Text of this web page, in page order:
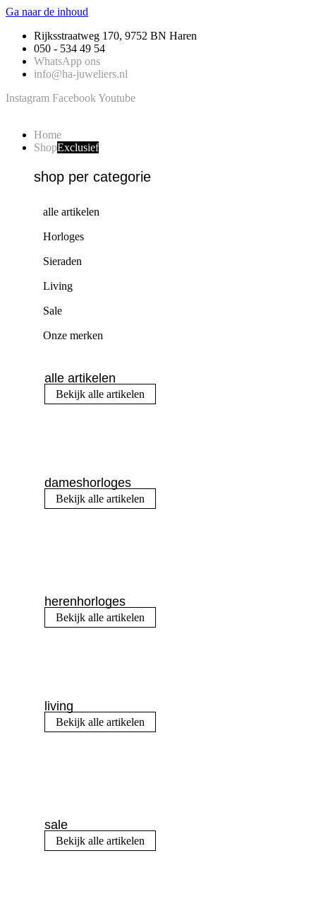
Ga naar de inhoud
Rijksstraatweg 170, 9752 BN Haren
050 - 534 49 54
WhatsApp ons
info@ha-juweliers.nl
Instagram Facebook Youtube
Home
ShopExclusief
shop per categorie
alle artikelen
Horloges
Sieraden
Living
Sale
Onze merken
alle artikelen
Bekijk alle artikelen
dameshorloges
Bekijk alle artikelen
herenhorloges
Bekijk alle artikelen
living
Bekijk alle artikelen
sale
Bekijk alle artikelen